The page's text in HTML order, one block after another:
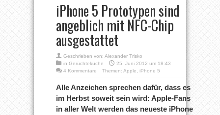
iPhone 5 Prototypen sind
angeblich mit NFC-Chip
ausgestattet
Geschrieben von: Alexander Trisko
in Gerüchteküche
25. Juni 2012 um 18:43
4 Kommentare
Themen: Apple iPhone 5
Alle Anzeichen sprechen dafür, dass es
im Herbst soweit sein wird: Apple-Fans
in aller Welt werden das neueste iPhone